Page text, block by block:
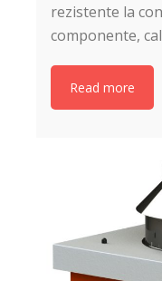
rezistente la
componente,
Read more